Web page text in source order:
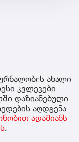
ახალი
კვლევები
დაზიანებული
აღდგენა
ადამიანს
.